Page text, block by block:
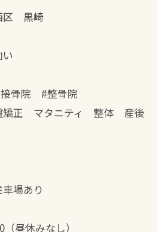
区 黒崎
骨院 #整骨院
正 マタニティ 整体 産後
場あり
昼休みなし）